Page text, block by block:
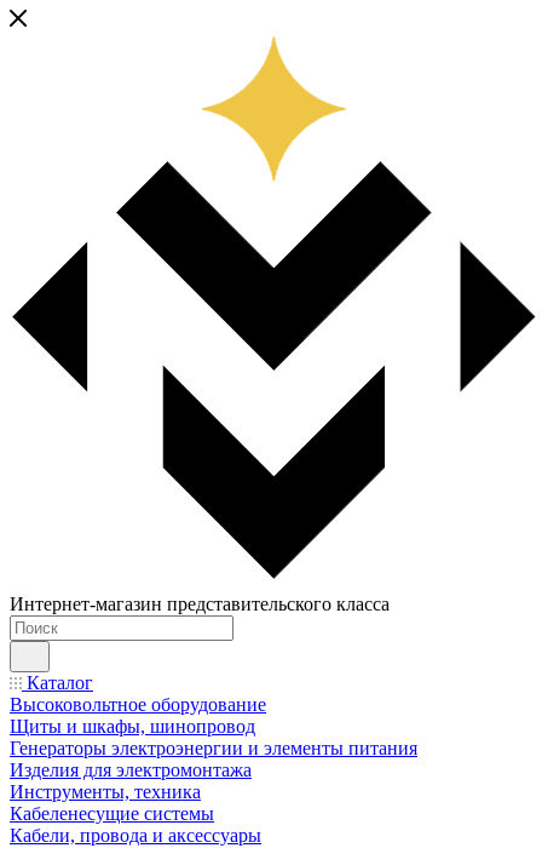
Интернет-магазин представительского класса
Каталог
Высоковольтное оборудование
Щиты и шкафы, шинопровод
Генераторы электроэнергии и элементы питания
Изделия для электромонтажа
Инструменты, техника
Кабеленесущие системы
Кабели, провода и аксессуары